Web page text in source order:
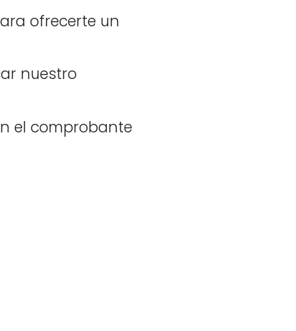
ofrecerte un
nuestro
el comprobante